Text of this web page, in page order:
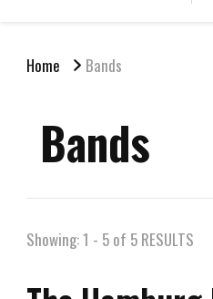
Home Bands
Bands
Showing: 1 - 5 of 5 RESULTS